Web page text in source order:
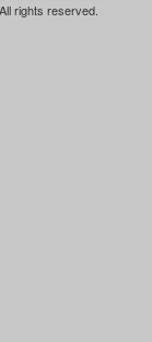
rights reserved.